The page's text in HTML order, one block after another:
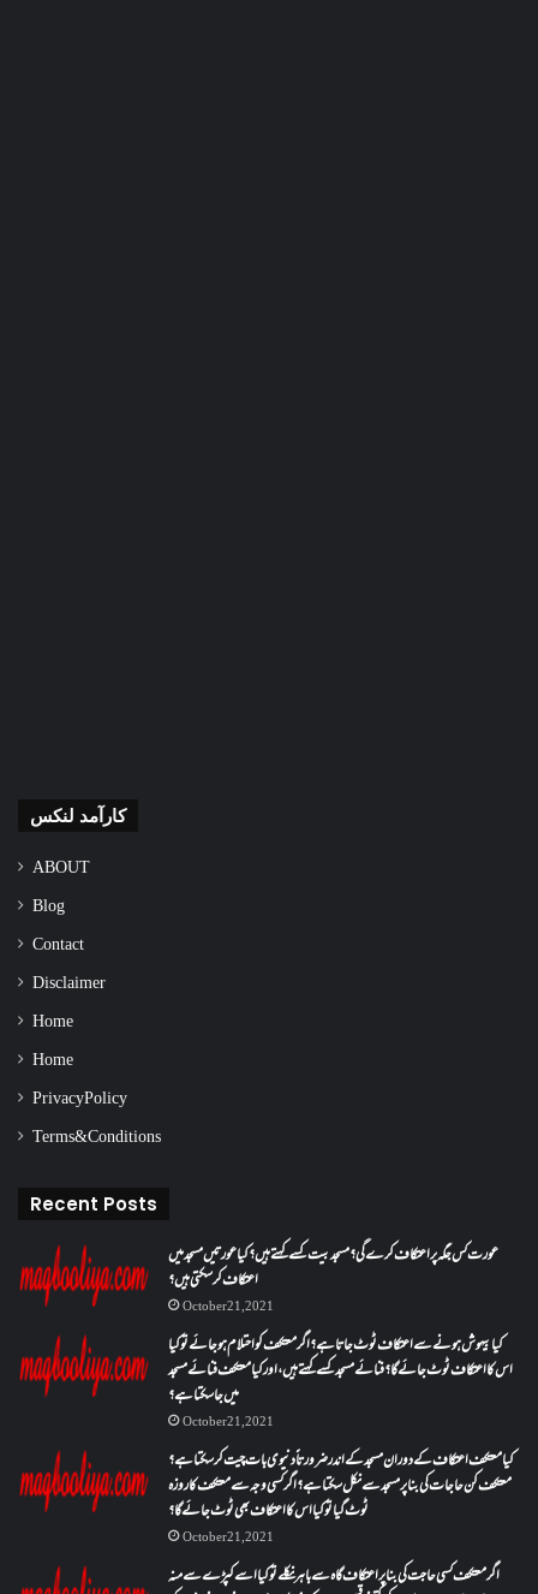
کارآمد لنکس
ABOUT
Blog
Contact
Disclaimer
Home
Home
Privacy Policy
Terms & Conditions
Recent Posts
عورت کس جگہ پر اعتکاف کرے گی؟مسجد بیت کسے کہتے ہیں؟کیا عورتیں مسجد میں
اعتکاف کر سکتی ہیں؟
October 21, 2021
کیا بیہوش ہونے سے اعتکاف ٹوٹ جاتا ہے؟ اگر معتکف کو احتلام ہو جائے تو کیا
اس کا اعتکاف ٹوٹ جائے گا؟فنائے مسجد کسے کہتے ہیں ، اور کیا معتکف فنائے مسجد
میں جا سکتا ہے؟
October 21, 2021
کیا معتکف اعتکاف کے دوران مسجد کے اندر ضرورتاً دنیوی بات چیت کر سکتا ہے؟
معتکف کن حاجات کی بنا پر مسجد سے نکل سکتا ہے؟ اگر کسی وجہ سے معتکف کا روزہ
ٹوٹ گیا تو کیا اس کا اعتکاف بھی ٹوٹ جائے گا؟
October 21, 2021
اگر معتکف کسی حاجت کی بنا پر اعتکاف گاہ سے باہر نکلے تو کیا اسے کپڑے سے منہ